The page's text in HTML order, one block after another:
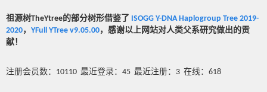
祖源树TheYtree的部分树形借鉴了 ISOGG Y-DNA Haplogroup Tree 2019-
2020， YFull YTree v9.05.00，感谢以上网站对人类父系研究做出的贡
献！
注册会员数：10110 最近登录：45 最近注册：3 在线：618